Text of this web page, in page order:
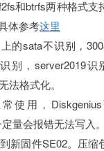
和btrfs两种格式支
体参考这里
的sata不识别，
别，server2019识
法格式化。
使用，
量会报错无法写入。
新固件SE02。压缩